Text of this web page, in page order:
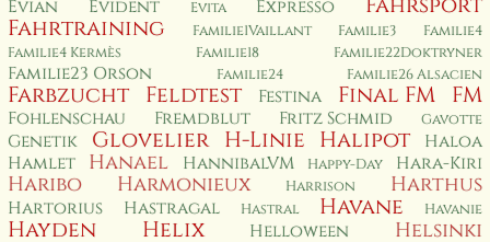
Evian
Evident Evita Expresso
Fahrtraining
Familie1Vaillant Familie3
Familie4
Familie4 Kermès
Familie18 Familie22Doktryner
Familie23 Orson Familie24 Familie26 Alsacien
Farbzucht Feldtest Festina Final FM FM
Fohlenschau Fremdblut Fritz Schmid Gavotte
Genetik Glovelier H-Linie Halipot
Haloa
Hamlet
Hanael HannibalVM Happy-Day Hara-Kiri
Haribo Harmonieux Harrison Harthus
Hartorius Hastragal Hastral Havane Havanie
Hayden Helix Helloween Helsinki